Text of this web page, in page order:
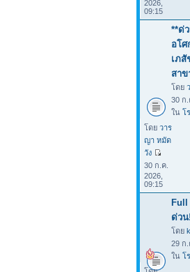
2026,
09:15
**ด่
อโ
เภสั
สาข
โดย
30 ก.
ใน โ
โดย วาร
ญา หมัด
วัง
30 ก.ค.
2026,
09:15
Full
ด่ว
โดย
29 ก.
ใน โ